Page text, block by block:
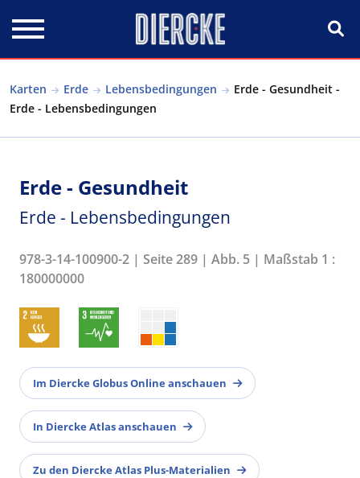
Karten Erde Lebensbedingungen
Erde - Gesundheit -
Erde - Lebensbedingungen
Erde - Gesundheit
Erde - Lebensbedingungen
978-3-14-100900-2 | Seite 289 | Abb. 5 | Maßstab 1 :
180000000
Im Diercke Globus Online anschauen
In Diercke Atlas anschauen
Zu den Diercke Atlas Plus-Materialien